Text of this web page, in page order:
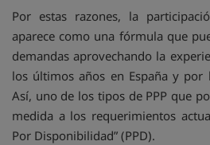
Por estas razones, la
aparece como una fórmula que
demandas aprovechando la
los últimos años en España y por
Así, uno de los tipos de PPP que
medida a los requerimientos
Por Disponibilidad” (PPD).